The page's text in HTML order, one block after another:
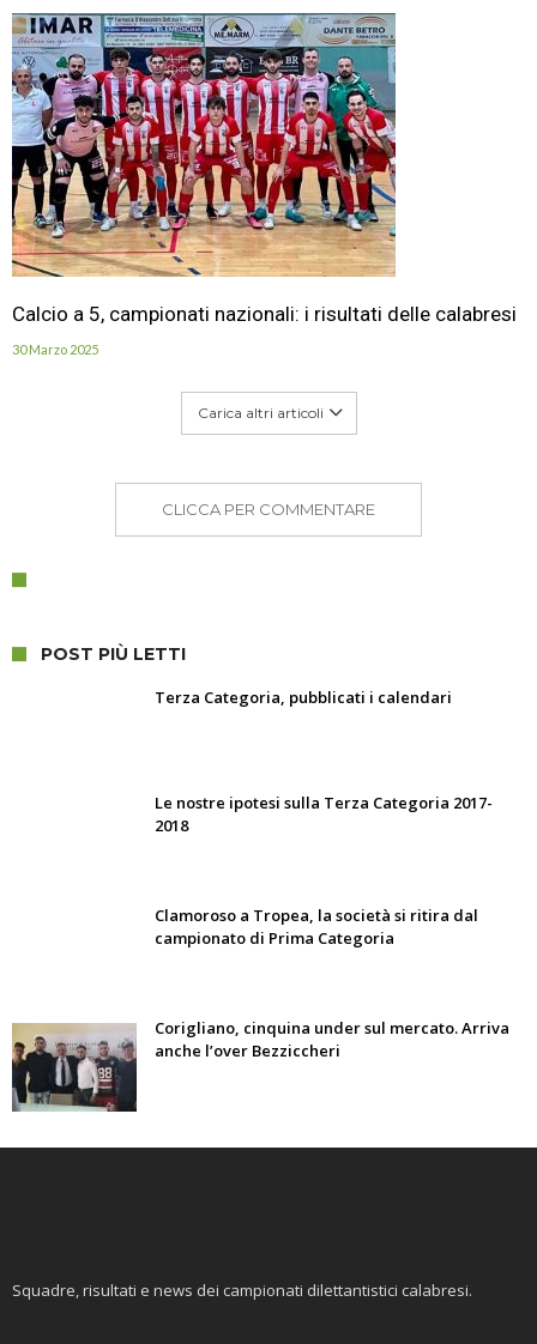
Calcio a 5, campionati nazionali: i risultati delle calabresi
30 Marzo 2025
Carica altri articoli
CLICCA PER COMMENTARE
POST PIÙ LETTI
Terza Categoria, pubblicati i calendari
Le nostre ipotesi sulla Terza Categoria 2017-
2018
Clamoroso a Tropea, la società si ritira dal
campionato di Prima Categoria
Corigliano, cinquina under sul mercato. Arriva
anche l’over Bezziccheri
Squadre, risultati e news dei campionati dilettantistici calabresi.